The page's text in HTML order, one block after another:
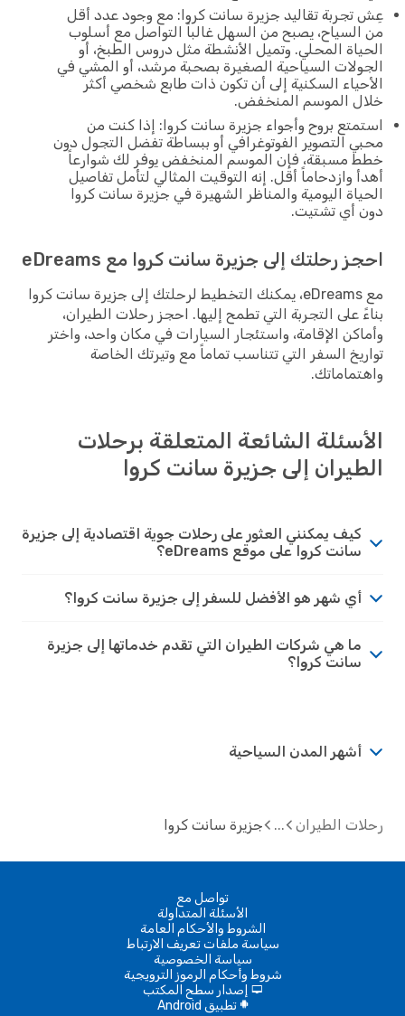
عِش تجربة تقاليد جزيرة سانت كروا: مع وجود عدد أقل
من السياح، يصبح من السهل غالباً التواصل مع أسلوب
الحياة المحلي. وتميل الأنشطة مثل دروس الطبخ، أو
الجولات السياحية الصغيرة بصحبة مرشد، أو المشي في
الأحياء السكنية إلى أن تكون ذات طابع شخصي أكثر
خلال الموسم المنخفض.
استمتع بروح وأجواء جزيرة سانت كروا: إذا كنت من
محبي التصوير الفوتوغرافي أو ببساطة تفضل التجول دون
خطط مسبقة، فإن الموسم المنخفض يوفر لك شوارعاً
أهدأ وازدحاماً أقل. إنه التوقيت المثالي لتأمل تفاصيل
الحياة اليومية والمناظر الشهيرة في جزيرة سانت كروا
دون أي تشتيت.
احجز رحلتك إلى جزيرة سانت كروا مع eDreams
مع eDreams، يمكنك التخطيط لرحلتك إلى جزيرة سانت كروا
بناءً على التجربة التي تطمح إليها. احجز رحلات الطيران،
وأماكن الإقامة، واستئجار السيارات في مكان واحد، واختر
تواريخ السفر التي تتناسب تماماً مع وتيرتك الخاصة
واهتماماتك.
الأسئلة الشائعة المتعلقة برحلات
الطيران إلى جزيرة سانت كروا
كيف يمكنني العثور على رحلات جوية اقتصادية إلى جزيرة
سانت كروا على موقع eDreams؟
أي شهر هو الأفضل للسفر إلى جزيرة سانت كروا؟
ما هي شركات الطيران التي تقدم خدماتها إلى جزيرة
سانت كروا؟
أشهر المدن السياحية
رحلات الطيران جزيرة سانت كروا
تواصل مع
الأسئلة المتداولة
الشروط والأحكام العامة
سياسة ملفات تعريف الارتباط
سياسة الخصوصية
شروط وأحكام الرموز الترويجية
d إصدار سطح المكتب
A تطبيق Android